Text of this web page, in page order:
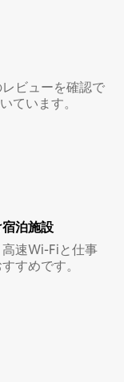
ビューを確認で
ています。
泊⁠施⁠設
速Wi-Fiと仕事
すめです。